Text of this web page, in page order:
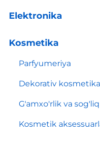
Elektronika
Kosmetika
Parfyumeriya
Dekorativ kosmetika
G'amxo'rlik va
Kosmetik